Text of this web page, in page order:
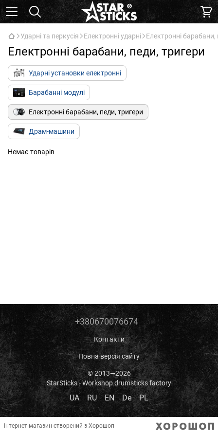
Ударні та перкусія Електронні ударні Електронні барабани,
Електронні барабани, педи, тригери
Ударні установки електронні
Барабанні модулі
Електронні барабани, педи, тригери
Драм-машини
Немає товарів
+380670076674
Контакти
Повна версія сайту
© 2013—2026
StarSticks - Workshop drumsticks factory
UA RU EN De PL
Інтернет-магазин створений з Хорошоп